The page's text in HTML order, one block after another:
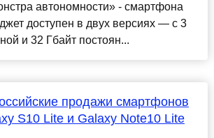
автономности» - смартфона
доступен в двух версиях — с 3
и 32 Гбайт постоян...
продажи смартфонов
S10 Lite и Galaxy Note10 Lite